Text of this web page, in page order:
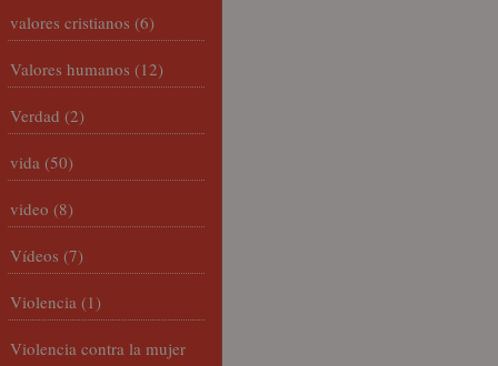
valores cristianos (6)
Valores humanos (12)
Verdad (2)
vida (50)
video (8)
Vídeos (7)
Violencia (1)
Violencia contra la mujer